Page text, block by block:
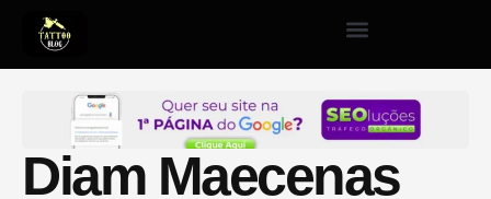
Diam Maecenas